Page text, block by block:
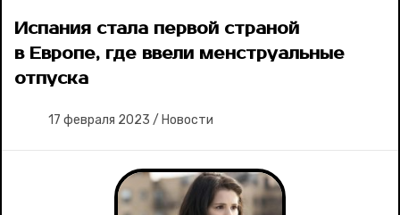
Испания стала первой страной
в Европе, где ввели менструальные
отпуска
17 февраля 2023 / Новости